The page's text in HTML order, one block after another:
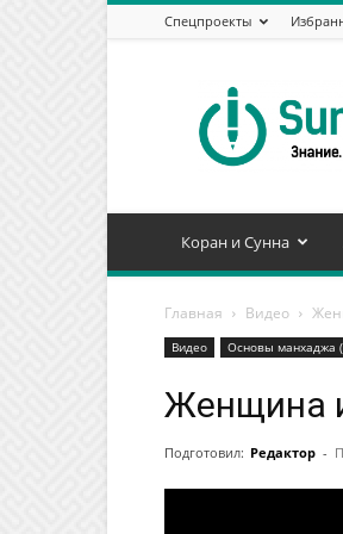
Спецпроекты
Коран и Сунна
Главная Видео
Видео Основы манхаджа
Женщина
Подготовил: Редактор -